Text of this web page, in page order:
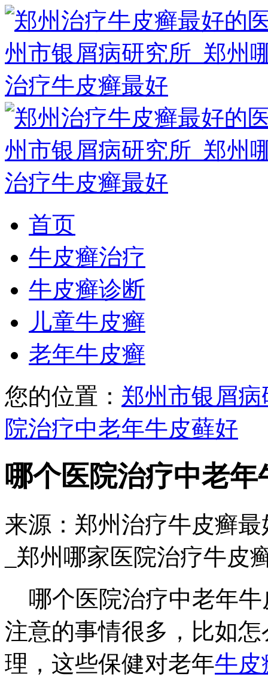
首页
牛皮癣治疗
牛皮癣诊断
儿童牛皮癣
老年牛皮癣
您的位置： 郑州市银屑病
院治疗中老年牛皮藓好
哪个医院治疗中老年
来源：郑州治疗牛皮癣
_郑州哪家医院治疗牛皮
哪个医院治疗中老年牛
注意的事情很多，比如
理，这些保健对老年牛皮